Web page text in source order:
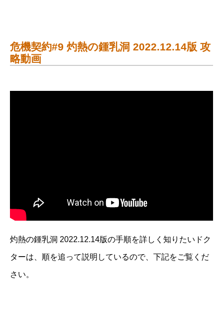
危機契約#9 灼熱の鍾乳洞 2022.12.14版 攻
略動画
灼熱の鍾乳洞 2022.12.14版の手順を詳しく知りたいドク
ターは、順を追って説明しているので、下記をご覧くだ
さい。